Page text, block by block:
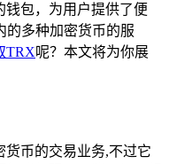
包，为用户提供了便
的多种加密货币的服
TRX呢？本文将为你展
货币的交易业务,不过它